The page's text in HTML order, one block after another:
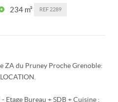
234 m² REF 2289
ZA du Pruney Proche Grenoble:
Etage Bureau + SDB + Cuisine :